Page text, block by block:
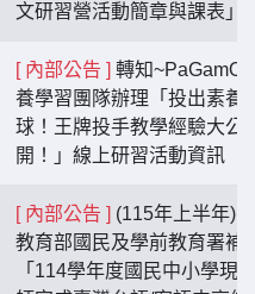
文研習營活動簡章與課表」
[ 內部公告 ] 轉知~PaGamO
養學習團隊辦理「投出素養
球！王牌投手教學經驗大公
開！」線上研習活動資訊
[ 內部公告 ] (115年上半年)
教育部國民及學前教育署補
「114學年度國民中小學現